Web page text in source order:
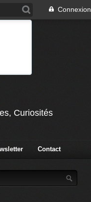
Connexion
Curiosités
Contact